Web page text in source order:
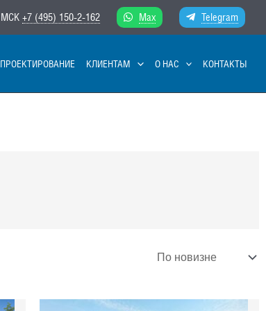
МСК +7 (495) 150-2-162 Max Telegram
ПРОЕКТИРОВАНИЕ КЛИЕНТАМ О НАС КОНТАКТЫ